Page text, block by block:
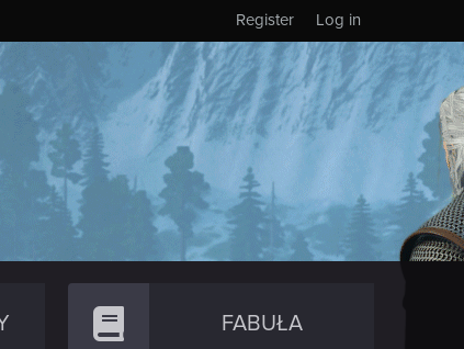
Log in
Register
FABUŁA